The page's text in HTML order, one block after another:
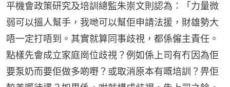
平機會政策研究及培訓總監朱崇文則認為：「力量微
弱可以搵人幫手，我哋可以幫佢申請法援，財雄勢大
唔一定打唔到。其實就算同事歧視，都係僱主責任。
點樣先會成立家庭崗位歧視？例如係上司有冇因為佢
要泵奶而要佢做多啲嘢？或取消原本有嘅培訓？畀佢